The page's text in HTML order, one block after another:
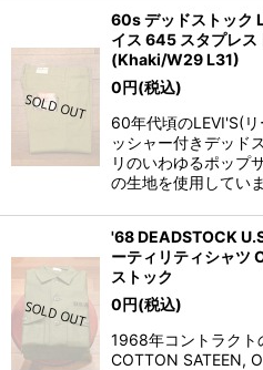
60s デッドストック
イス 645 スタプレス
(Khaki/W29 L31)
0円(税込)
60年代頃のLEVI'S(
ッシャー付きデッド
リのいわゆるポップ
の生地を使用してい
'68 DEADSTOCK
ーティリティシャツ
ストック
0円(税込)
1968年コントラクト
COTTON SATEEN,